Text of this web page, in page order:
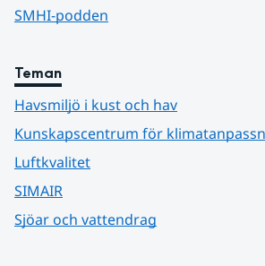
SMHI-podden
Teman
Havsmiljö i kust och hav
Kunskapscentrum för
Luftkvalitet
SIMAIR
Sjöar och vattendrag